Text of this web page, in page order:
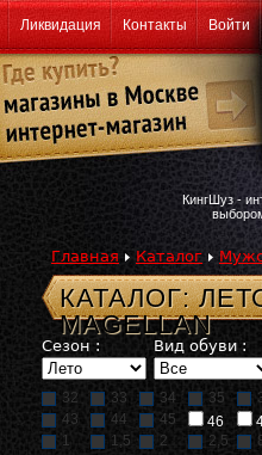
Ликвидация Контакты Войти
КингШуз -
Главная Каталог
КАТАЛОГ:
MAGELLAN
Сезон : Вид обуви :
32 33 34 35
43
44 45 46
1
1,5 2 2,5